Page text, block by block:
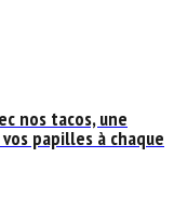
nos tacos, une
papilles à chaque